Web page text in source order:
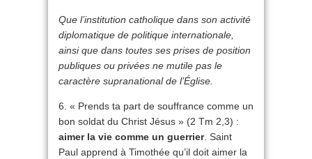
Que l’institution catholique dans son activité
diplomatique de politique internationale,
ainsi que dans toutes ses prises de position
publiques ou privées ne mutile pas le
caractère supranational de l’Église.
6. « Prends ta part de souffrance comme un
bon soldat du Christ Jésus » (2 Tm 2,3) :
aimer la vie comme un guerrier. Saint
Paul apprend à Timothée qu’il doit aimer la